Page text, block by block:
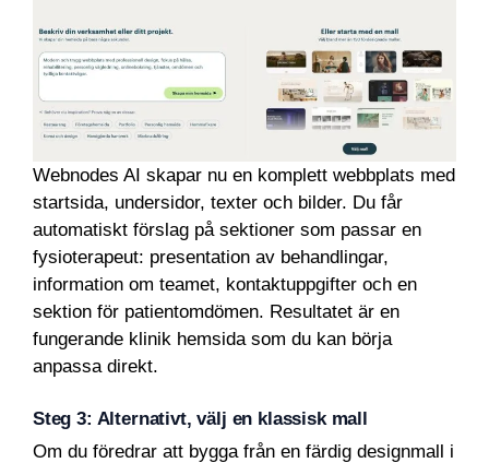
Webnodes AI skapar nu en komplett webbplats med
startsida, undersidor, texter och bilder. Du får
automatiskt förslag på sektioner som passar en
fysioterapeut: presentation av behandlingar,
information om teamet, kontaktuppgifter och en
sektion för patientomdömen. Resultatet är en
fungerande klinik hemsida som du kan börja
anpassa direkt.
Steg 3: Alternativt, välj en klassisk mall
Om du föredrar att bygga från en färdig designmall i